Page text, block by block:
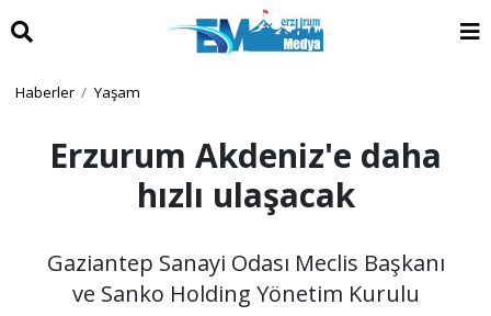
Haberler Yaşam
Erzurum Akdeniz'e daha
hızlı ulaşacak
Gaziantep Sanayi Odası Meclis Başkanı
ve Sanko Holding Yönetim Kurulu